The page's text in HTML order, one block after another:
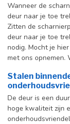
Wanneer de
deur naar je toe
Zitten de
deur naar je toe
nodig. Mocht je
met ons opnemen.
Stalen
De deur is een
hoge kwaliteit zijn